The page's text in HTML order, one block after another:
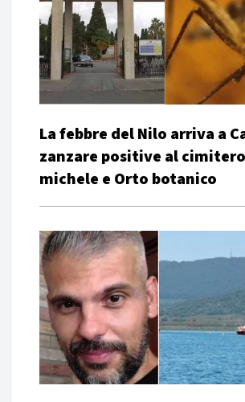
La febbre del Nilo arriva a
zanzare positive al
michele e Orto botanico